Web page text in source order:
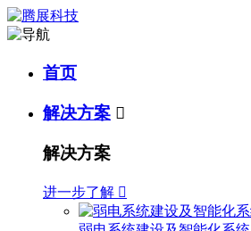
首页
解决方案 
解决方案
进一步了解 